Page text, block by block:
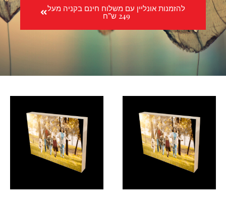
להזמנות אונליין עם משלוח חינם בקניה מעל
249 ש”ח